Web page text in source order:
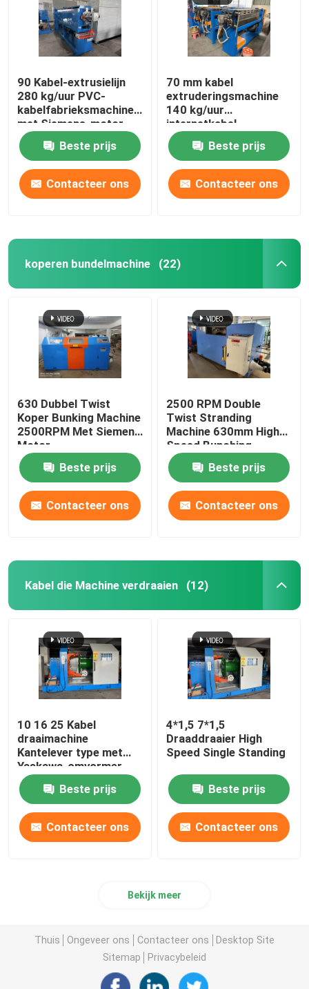
90 Kabel-extrusielijn
280 kg/uur PVC-
kabelfabrieksmachine
met Siemens-motor
Beste prijs
Contacteer ons
70 mm kabel
extruderingsmachine
140 kg/uur
internetkabel
productielijn
Beste prijs
Contacteer ons
koperen bundelmachine (22)
630 Dubbel Twist
Koper Bunking Machine
2500RPM Met Siemens
Motor
Beste prijs
Contacteer ons
2500 RPM Double
Twist Stranding
Machine 630mm High
Speed Bunching
Machine
Beste prijs
Contacteer ons
Kabel die Machine verdraaien (12)
10 16 25 Kabel
draaimachine
Kantelever type met
Yaskawa-omvormer
Beste prijs
Contacteer ons
4*1,5 7*1,5
Draaddraaier High
Speed Single Standing
Beste prijs
Contacteer ons
Bekijk meer
Thuis Ongeveer ons Contacteer ons
Desktop Site
Sitemap
Privacybeleid